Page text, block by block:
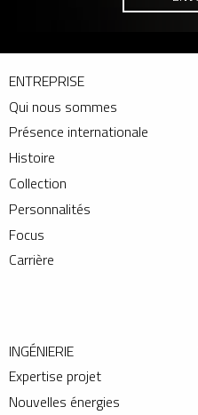
ENTREPRISE
Qui nous sommes
Présence internationale
Histoire
Collection
Personnalités
Focus
Carrière
INGÉNIERIE
Expertise projet
Nouvelles énergies